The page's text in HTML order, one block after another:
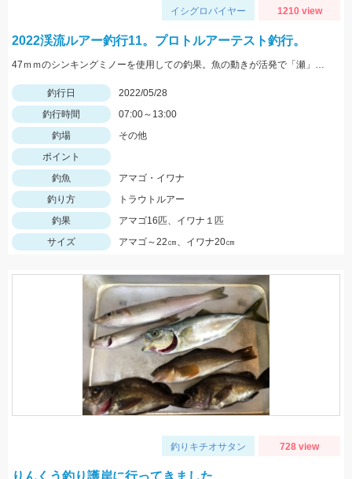
イシグロバイヤー 1210 view
2022渓流ルアー釣行11。プロトルアーテスト釣行。
47ｍｍのシンキングミノーを使用しての釣果。魚の動きが活発で「瀬」での釣果が多い状況でした。
釣行日
2022/05/28
釣行時間
07:00～13:00
釣場
その他
ポイント
釣魚
アマゴ・イワナ
釣り方
トラウトルアー
釣果
アマゴ16匹、イワナ１匹
サイズ
アマゴ～22㎝、イワナ20㎝
釣りキチオサタン 728 view
りんくう釣り護岸に行ってきました